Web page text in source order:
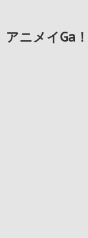
アニメイGa！